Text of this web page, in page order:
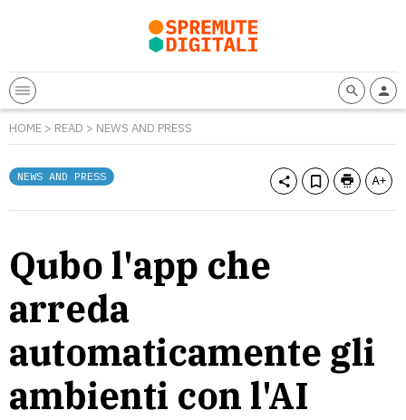
HOME > READ > NEWS AND PRESS
NEWS AND PRESS
Qubo l'app che
arreda
automaticamente gli
ambienti con l'AI